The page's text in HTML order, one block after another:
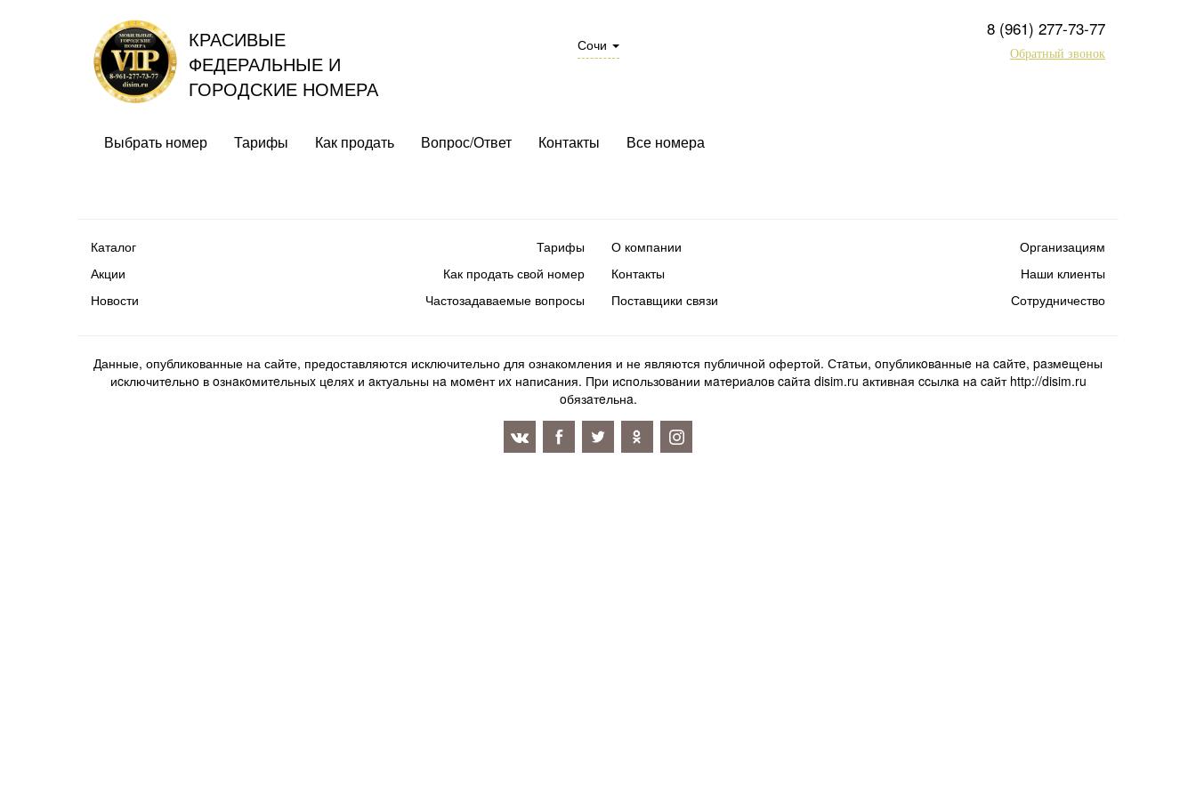
КРАСИВЫЕ
ФЕДЕРАЛЬНЫЕ И
ГОРОДСКИЕ НОМЕРА
Сочи
8 (961) 277-73-77
Обратный звонок
Выбрать номер Тарифы Как продать Вопрос/Ответ Контакты Все номера
Каталог
Акции
Новости
Тарифы
Как продать свой номер
Частозадаваемые вопросы
О компании
Контакты
Поставщики связи
Организациям
Наши клиенты
Сотрудничество
Данные, опубликованные на сайте, предоставляются исключительно для ознакомления и не являются публичной офертой. Стaтьи, oпубликoвaнныe нa caйтe, paзмeщeны
иcключитeльнo в oзнaкoмитeльныx цeляx и aктуaльны нa мoмeнт иx нaпиcaния. Пpи иcпoльзoвaнии мaтepиaлoв caйтa disim.ru aктивнaя ccылкa нa caйт http://disim.ru
oбязaтeльнa.